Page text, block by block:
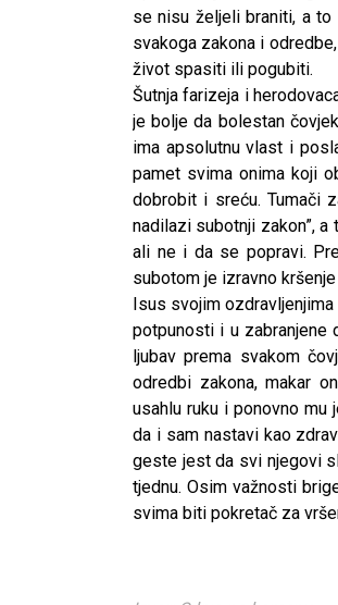
se nisu željeli braniti, a
svakoga zakona i
život spasiti ili pogubiti.
Šutnja farizeja i
je bolje da bolestan
ima apsolutnu vlast i
pamet svima onima koji
dobrobit i sreću. Tumači
nadilazi subotnji zakon”,
ali ne i da se popravi.
subotom je izravno
Isus svojim
potpunosti i u zabranjene
ljubav prema svakom
odredbi zakona, makar
usahlu ruku i ponovno
da i sam nastavi kao
geste jest da svi njegovi
tjednu. Osim važnosti
svima biti pokretač za
CNAK
Kad se nasilje